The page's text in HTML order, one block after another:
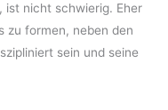
ist nicht schwierig. Eher
zu formen, neben den
sein und seine